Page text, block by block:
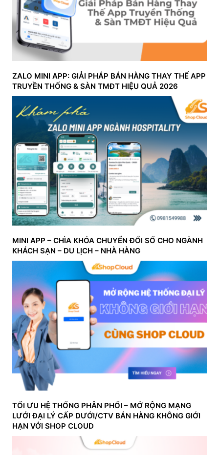
ZALO MINI APP: GIẢI PHÁP BÁN HÀNG THAY THẾ APP
TRUYỀN THỐNG & SÀN TMĐT HIỆU QUẢ 2026
MINI APP – CHÌA KHÓA CHUYỂN ĐỔI SỐ CHO NGÀNH
KHÁCH SẠN – DU LỊCH – NHÀ HÀNG
TỐI ƯU HỆ THỐNG PHÂN PHỐI – MỞ RỘNG MẠNG
LƯỚI ĐẠI LÝ CẤP DƯỚI/CTV BÁN HÀNG KHÔNG GIỚI
HẠN VỚI SHOP CLOUD